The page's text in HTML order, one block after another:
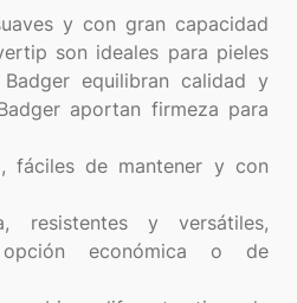
y con gran capacidad
son ideales para pieles
equilibran calidad y
aportan firmeza para
fáciles de mantener y con
resistentes y versátiles,
económica o de